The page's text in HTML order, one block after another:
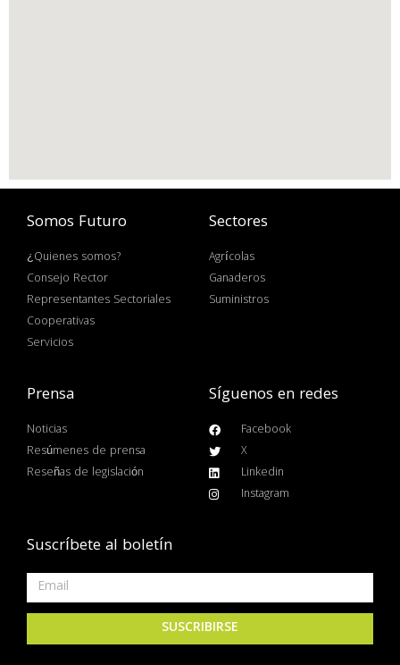
Somos Futuro
¿Quienes somos?
Consejo Rector
Representantes Sectoriales
Cooperativas
Servicios
Sectores
Agrícolas
Ganaderos
Suministros
Prensa
Noticias
Resúmenes de prensa
Reseñas de legislación
Síguenos en redes
Facebook
X
Linkedin
Instagram
Suscríbete al boletín
SUSCRIBIRSE